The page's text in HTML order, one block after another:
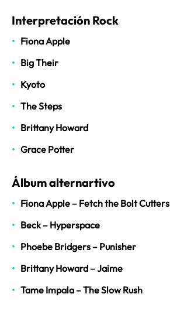
Interpretación Rock
Fiona Apple
Big Their
Kyoto
The Steps
Brittany Howard
Grace Potter
Álbum alternartivo
Fiona Apple – Fetch the Bolt Cutters
Beck – Hyperspace
Phoebe Bridgers – Punisher
Brittany Howard – Jaime
Tame Impala – The Slow Rush